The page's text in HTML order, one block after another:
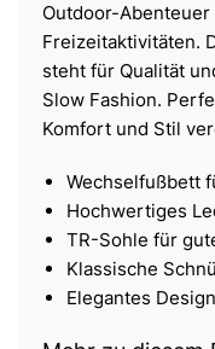
Outdoor-
Freizeitaktivitäten.
steht für Qualität
Slow Fashion.
Komfort und Stil
Wechselfußbett
Hochwertiges
TR-Sohle für
Klassische
Elegantes